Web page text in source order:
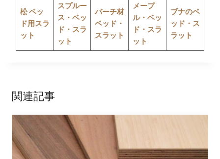
松ベッ
ド用スラ
ット
スプルー
ス・ベッ
ド・スラ
ット
バーチ材
ベッド・
スラット
メープ
ル・ベッ
ド・スラ
ット
ブナのベ
ッド・ス
ラット
関連記事